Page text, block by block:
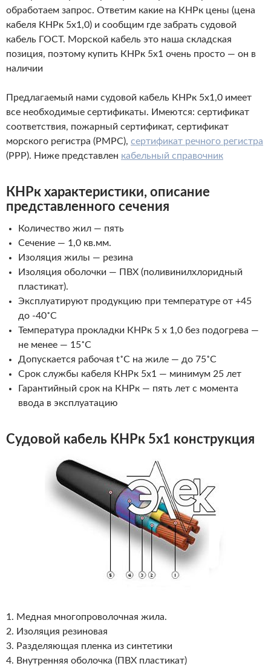
обработаем запрос. Ответим какие на КНРк цены (цена
кабеля КНРк 5х1,0) и сообщим где забрать судовой
кабель ГОСТ. Морской кабель это наша складская
позиция, поэтому купить КНРк 5х1 очень просто — он в
наличии
Предлагаемый нами судовой кабель КНРк 5х1,0 имеет
все необходимые сертификаты. Имеются: сертификат
соответствия, пожарный сертификат, сертификат
морского регистра (РМРС), сертификат речного регистра
(РРР). Ниже представлен кабельный справочник
КНРк характеристики, описание
представленного сечения
Количество жил — пять
Сечение — 1,0 кв.мм.
Изоляция жилы — резина
Изоляция оболочки — ПВХ (поливинилхлоридный
пластикат).
Эксплуатируют продукцию при температуре от +45
до -40˚С
Температура прокладки КНРк 5 х 1,0 без подогрева —
не менее — 15˚С
Допускается рабочая t˚С на жиле — до 75˚С
Срок службы кабеля КНРк 5х1 — минимум 25 лет
Гарантийный срок на КНРк — пять лет с момента
ввода в эксплуатацию
Судовой кабель КНРк 5х1 конструкция
1. Медная многопроволочная жила.
2. Изоляция резиновая
3. Разделяющая пленка из синтетики
4. Внутренняя оболочка (ПВХ пластикат)